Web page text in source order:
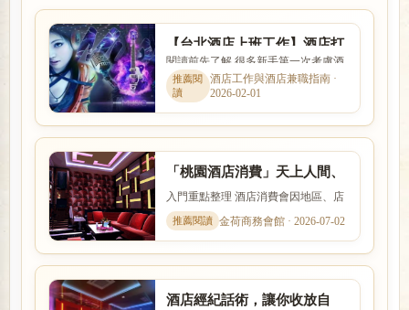
【台北酒店上班工作】酒店打
工心得,酒店小姐心酸報你知
閱讀前先了解 很多新手第一次考慮酒
店工作時，會同時擔心工作內容、安
全性、收入、上班時間與是...
酒店工作與酒店兼職指南 ·
2026-02-01
「桃園酒店消費」天上人間、
帝豪酒店、星殿、大英帝國酒
店幹部
入門重點整理 酒店消費會因地區、店
型、裝潢、客群與服務內容而有差
異。本文以「「桃園酒店消費...
金荷商務會館 · 2026-07-02
酒店經紀話術，讓你收放自